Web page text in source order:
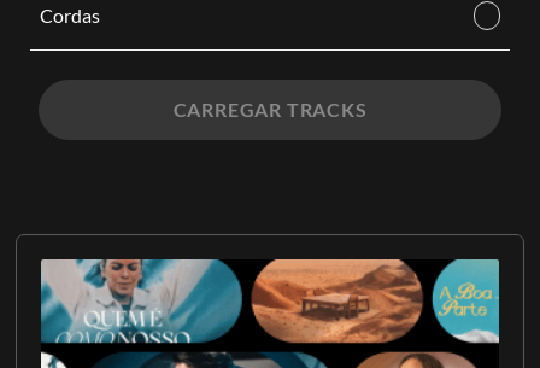
Cordas
CARREGAR TRACKS